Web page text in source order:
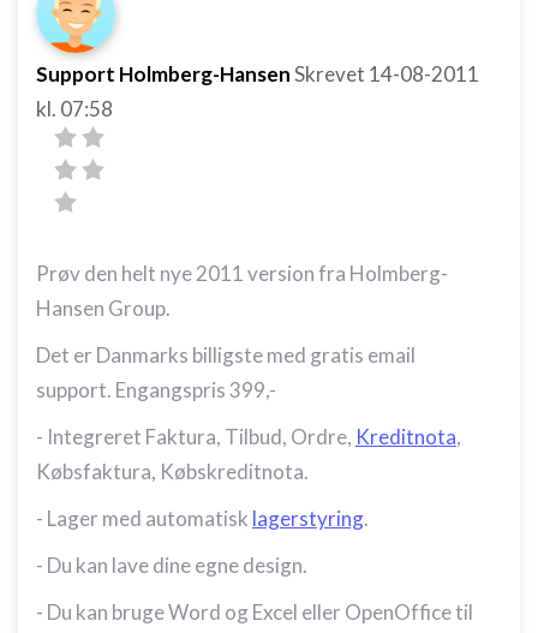
Support Holmberg-HansenSkrevet 14-08-2011
kl. 07:58
Prøv den helt nye 2011 version fra Holmberg-
Hansen Group.
Det er Danmarks billigste med gratis email
support. Engangspris 399,-
- Integreret Faktura, Tilbud, Ordre, Kreditnota,
Købsfaktura, Købskreditnota.
- Lager med automatisk lagerstyring.
- Du kan lave dine egne design.
- Du kan bruge Word og Excel eller OpenOffice til